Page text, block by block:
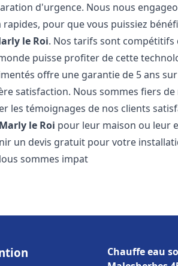
d'urgence. Nous nous
pour que vous puissiez
le Roi. Nos tarifs sont compétitifs
puisse profiter de cette
offre une garantie de 5 ans
satisfaction. Nous sommes fiers
les témoignages de nos clients
Marly le Roi pour leur maison ou leur
un devis gratuit pour votre
sommes impat
Chauffe eau